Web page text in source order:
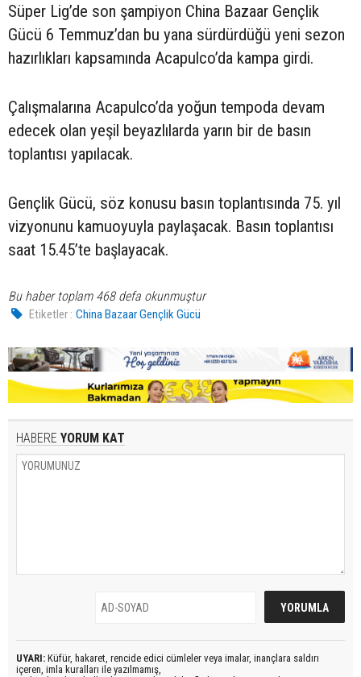
Süper Lig’de son şampiyon China Bazaar Gençlik
Gücü 6 Temmuz’dan bu yana sürdürdüğü yeni sezon
hazırlıkları kapsamında Acapulco’da kampa girdi.
Çalışmalarına Acapulco’da yoğun tempoda devam
edecek olan yeşil beyazlılarda yarın bir de basın
toplantısı yapılacak.
Gençlik Gücü, söz konusu basın toplantısında 75. yıl
vizyonunu kamuoyuyla paylaşacak. Basın toplantısı
saat 15.45’te başlayacak.
Bu haber toplam 468 defa okunmuştur
Etiketler : China Bazaar Gençlik Gücü
HABERE YORUM KAT
UYARI: Küfür, hakaret, rencide edici cümleler veya imalar, inançlara saldırı
içeren, imla kuralları ile yazılmamış,